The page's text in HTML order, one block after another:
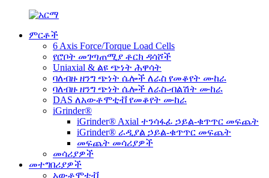
ምርቶች
6 Axis Force/Torque Load Cells
የሮቦት መገጣጠሚያ ቶርክ ዳሳሾች
Uniaxial & ልዩ ጭነት ሕዋሳት
ባለብዙ ዘንግ ጭነት ሴሎች ለራስ የመቆየት ሙከራ
ባለብዙ ዘንግ ጭነት ሴሎች ለራስ-ብልሽት ሙከራ
DAS ለአውቶሞቲቭ የመቆየት ሙከራ
iGrinder®
iGrinder® Axial ተንሳፋፊ ኃይል-ቁጥጥር መፍጨት
iGrinder® ራዲያል ኃይል-ቁጥጥር መፍጨት
መፍጨት መሳሪያዎች
መሳሪያዎች
መተግበሪያዎች
አውቶሞቲቭ